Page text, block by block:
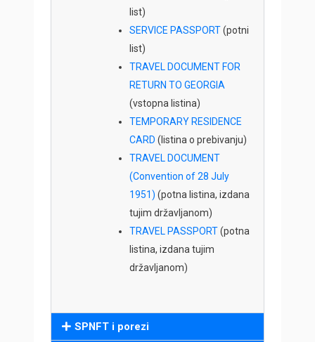
list)
SERVICE PASSPORT(potni
list)
TRAVEL DOCUMENT FOR
RETURN TO GEORGIA
(vstopna listina)
TEMPORARY RESIDENCE
CARD (listina o prebivanju)
TRAVEL DOCUMENT
(Convention of 28 July
1951) (potna listina, izdana
tujim državljanom)
TRAVEL PASSPORT(potna
listina, izdana tujim
državljanom)
SPNFT i porezi